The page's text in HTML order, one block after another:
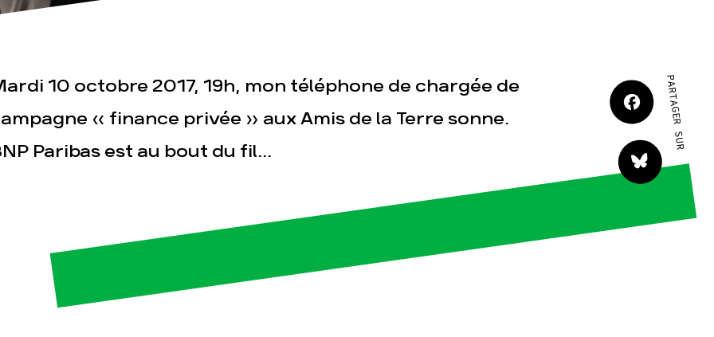
Publications
10 octobre 2017, 19h, mon téléphone de chargée de
« finance privée » aux Amis de la Terre sonne.
Paribas est au bout du fil...
PARTAGER SUR